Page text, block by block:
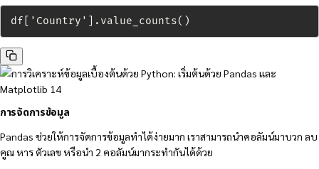
df['Country'].value_counts()
การจัดการข้อมูล
Pandas ช่วยให้การจัดการข้อมูลทำได้ง่ายมาก เราสามารถนำคอลัมน์มาบวก ลบ
คูณ หาร ตัวเลข หรือนำ 2 คอลัมน์มากระทำกันได้ด้วย